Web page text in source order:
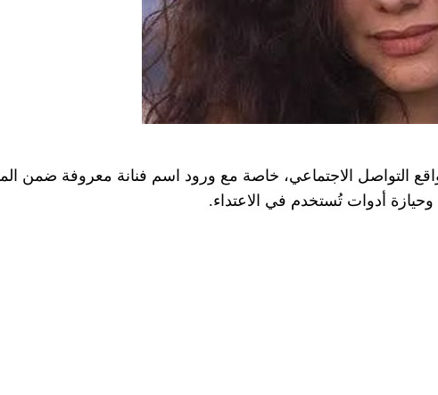
التواصل الاجتماعي، خاصة مع ورود اسم فنانة معروفة ضمن
أدوات تُستخدم في الاعتداء.